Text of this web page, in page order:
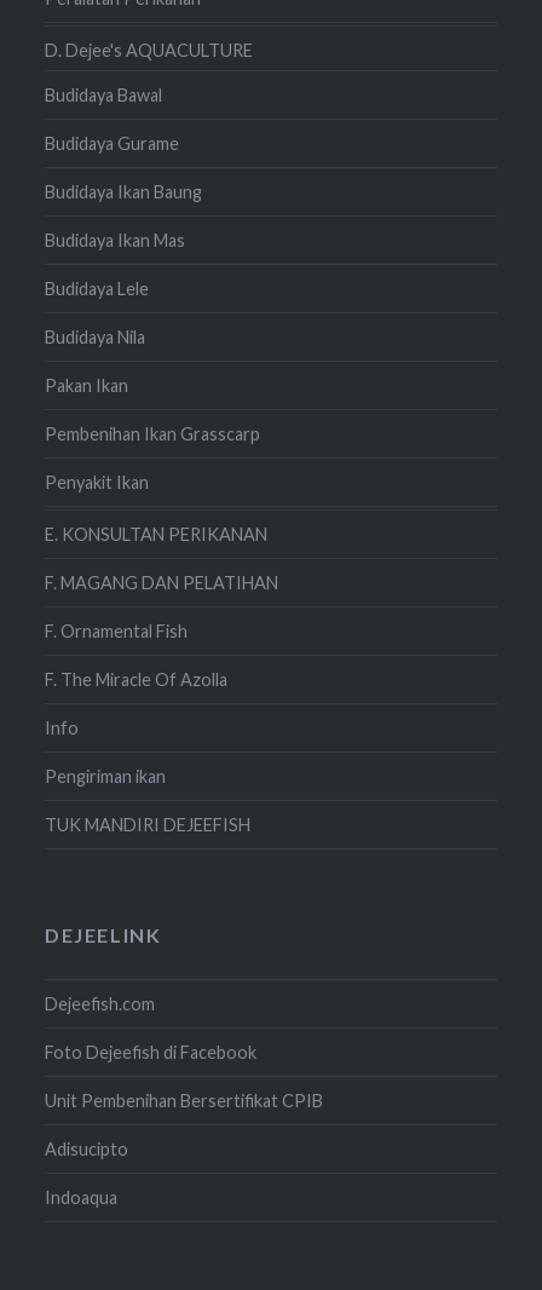
D. Dejee's AQUACULTURE
Budidaya Bawal
Budidaya Gurame
Budidaya Ikan Baung
Budidaya Ikan Mas
Budidaya Lele
Budidaya Nila
Pakan Ikan
Pembenihan Ikan Grasscarp
Penyakit Ikan
E. KONSULTAN PERIKANAN
F. MAGANG DAN PELATIHAN
F. Ornamental Fish
F. The Miracle Of Azolla
Info
Pengiriman ikan
TUK MANDIRI DEJEEFISH
DEJEELINK
Dejeefish.com
Foto Dejeefish di Facebook
Unit Pembenihan Bersertifikat CPIB
Adisucipto
Indoaqua